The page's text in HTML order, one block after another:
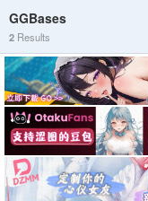
GGBases
2 Results